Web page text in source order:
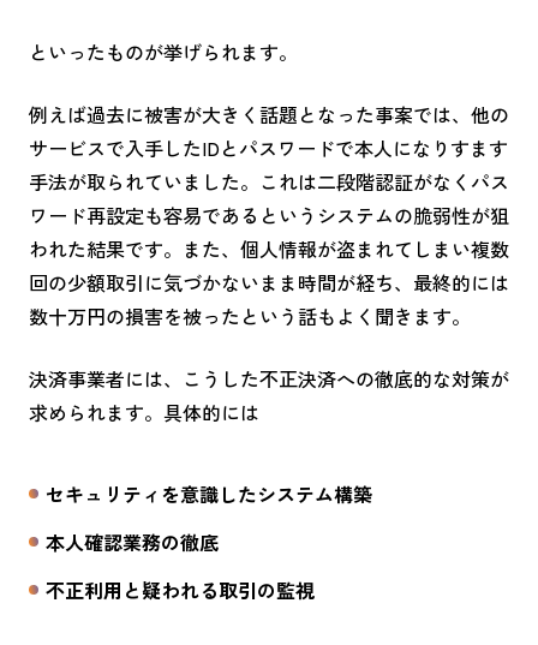
といったものが挙げられます。
例えば過去に被害が大きく話題となった事案では、他の
サービスで入手したIDとパスワードで本人になりすます
手法が取られていました。これは二段階認証がなくパス
ワード再設定も容易であるというシステムの脆弱性が狙
われた結果です。また、個人情報が盗まれてしまい複数
回の少額取引に気づかないまま時間が経ち、最終的には
数十万円の損害を被ったという話もよく聞きます。
決済事業者には、こうした不正決済への徹底的な対策が
求められます。具体的には
セキュリティを意識したシステム構築
本人確認業務の徹底
不正利用と疑われる取引の監視